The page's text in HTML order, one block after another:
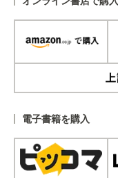
電子書籍を購入